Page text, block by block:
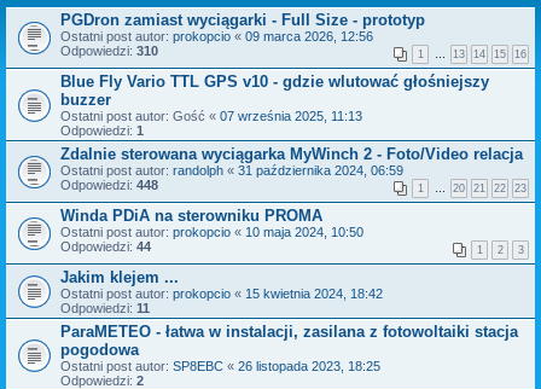
PGDron zamiast wyciągarki - Full Size - prototyp
Ostatni post autor: prokopcio « 09 marca 2026, 12:56
Odpowiedzi: 310 1 13 14 15 16
Blue Fly Vario TTL GPS v10 - gdzie wlutować głośniejszy
buzzer
Ostatni post autor: Gość « 07 września 2025, 11:13
Odpowiedzi: 1
Zdalnie sterowana wyciągarka MyWinch 2 - Foto/Video relacja
Ostatni post autor: randolph « 31 października 2024, 06:59
Odpowiedzi: 448 1 20 21 22 23
Winda PDiA na sterowniku PROMA
Ostatni post autor: prokopcio « 10 maja 2024, 10:50
Odpowiedzi: 44 1 2 3
Jakim klejem ...
Ostatni post autor: prokopcio « 15 kwietnia 2024, 18:42
Odpowiedzi: 11
ParaMETEO - łatwa w instalacji, zasilana z fotowoltaiki stacja
pogodowa
Ostatni post autor: SP8EBC « 26 listopada 2023, 18:25
Odpowiedzi: 2